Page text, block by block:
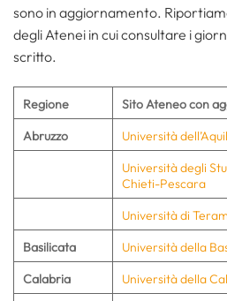
sono in aggiornamento.
degli Atenei in cui consultare i
scritto.
Regione
Sito Ateneo con
Abruzzo
Università
Università degli
Chieti-Pescara
Università di
Basilicata
Università della
Calabria
Università della